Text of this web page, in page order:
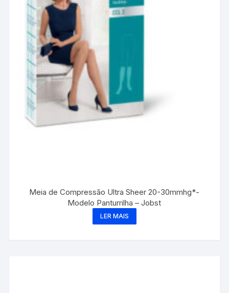
Meia de Compressão Ultra Sheer 20-30mmhg*-
Modelo Panturrilha – Jobst
LER MAIS